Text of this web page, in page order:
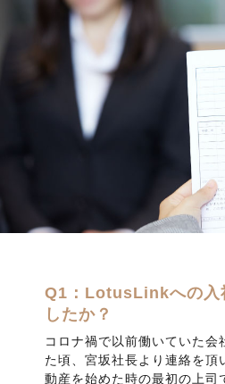
Q1：LotusLinkへの入
したか？
コロナ禍で以前働いていた会
た頃、宮坂社長より連絡を頂
動産を始めた時の最初の上司